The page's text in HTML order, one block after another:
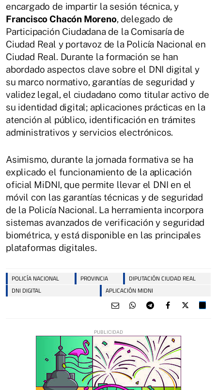
encargado de impartir la sesión técnica, y
Francisco Chacón Moreno, delegado de
Participación Ciudadana de la Comisaría de
Ciudad Real y portavoz de la Policía Nacional en
Ciudad Real. Durante la formación se han
abordado aspectos clave sobre el DNI digital y
su marco normativo, garantías de seguridad y
validez legal, el ciudadano como titular activo de
su identidad digital; aplicaciones prácticas en la
atención al público, identificación en trámites
administrativos y servicios electrónicos.
Asimismo, durante la jornada formativa se ha
explicado el funcionamiento de la aplicación
oficial MiDNI, que permite llevar el DNI en el
móvil con las garantías técnicas y de seguridad
de la Policía Nacional. La herramienta incorpora
sistemas avanzados de verificación y seguridad
biométrica, y está disponible en las principales
plataformas digitales.
POLICÍA NACIONAL PROVINCIA
DIPUTACIÓN CIUDAD REAL
DNI DIGITAL
APLICACIÓN MIDNI